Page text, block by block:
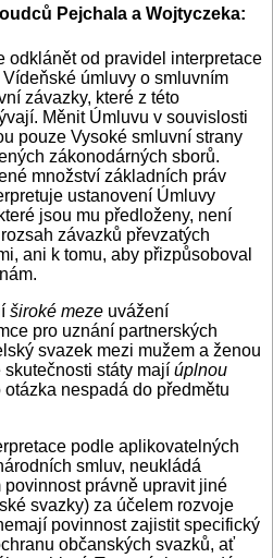
Pejchala a Wojtyczeka:
odklánět od pravidel interpretace
úmluvy o smluvním
závazky, které z této
Měnit Úmluvu v souvislosti
pouze Vysoké smluvní strany
zákonodárných sborů.
množství základních práv
ustanovení Úmluvy
jsou mu předloženy, není
závazků převzatých
ani k tomu, aby přizpůsoboval
široké meze uvážení
pro uznání partnerských
svazek mezi mužem a ženou
státy mají úplnou
otázka nespadá do předmětu
podle aplikovatelných
smluv, neukládá
právně upravit jiné
svazky) za účelem rozvoje
povinnost zajistit specifický
občanských svazků, ať